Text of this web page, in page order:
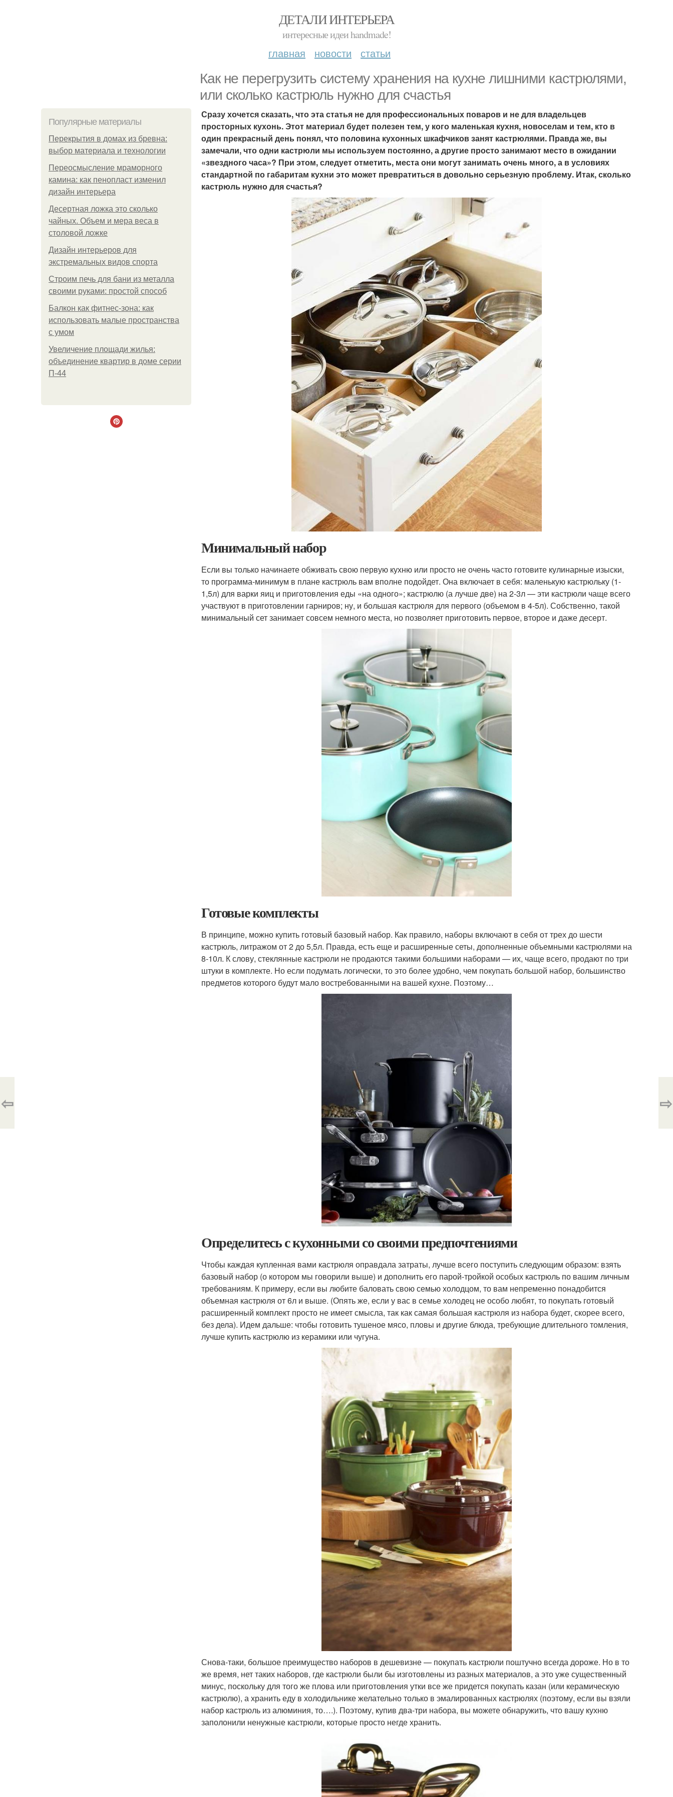
ДЕТАЛИ ИНТЕРЬЕРА
интересные идеи handmade!
главная новости статьи
Как не перегрузить систему хранения на кухне лишними кастрюлями,
или сколько кастрюль нужно для счастья
Популярные материалы
Перекрытия в домах из бревна:
выбор материала и технологии
Переосмысление мраморного
камина: как пенопласт изменил
дизайн интерьера
Десертная ложка это сколько
чайных. Объем и мера веса в
столовой ложке
Дизайн интерьеров для
экстремальных видов спорта
Строим печь для бани из металла
своими руками: простой способ
Балкон как фитнес-зона: как
использовать малые пространства
с умом
Увеличение площади жилья:
объединение квартир в доме серии
П-44
Сразу хочется сказать, что эта статья не для профессиональных поваров и не для владельцев
просторных кухонь. Этот материал будет полезен тем, у кого маленькая кухня, новоселам и тем, кто в
один прекрасный день понял, что половина кухонных шкафчиков занят кастрюлями. Правда же, вы
замечали, что одни кастрюли мы используем постоянно, а другие просто занимают место в ожидании
«звездного часа»? При этом, следует отметить, места они могут занимать очень много, а в условиях
стандартной по габаритам кухни это может превратиться в довольно серьезную проблему. Итак, сколько
кастрюль нужно для счастья?
Минимальный набор
Если вы только начинаете обживать свою первую кухню или просто не очень часто готовите кулинарные изыски,
то программа-минимум в плане кастрюль вам вполне подойдет. Она включает в себя: маленькую кастрюльку (1-
1,5л) для варки яиц и приготовления еды «на одного»; кастрюлю (а лучше две) на 2-3л — эти кастрюли чаще всего
участвуют в приготовлении гарниров; ну, и большая кастрюля для первого (объемом в 4-5л). Собственно, такой
минимальный сет занимает совсем немного места, но позволяет приготовить первое, второе и даже десерт.
Готовые комплекты
В принципе, можно купить готовый базовый набор. Как правило, наборы включают в себя от трех до шести
кастрюль, литражом от 2 до 5,5л. Правда, есть еще и расширенные сеты, дополненные объемными кастрюлями на
8-10л. К слову, стеклянные кастрюли не продаются такими большими наборами — их, чаще всего, продают по три
штуки в комплекте. Но если подумать логически, то это более удобно, чем покупать большой набор, большинство
предметов которого будут мало востребованными на вашей кухне. Поэтому…
Определитесь с кухонными со своими предпочтениями
Чтобы каждая купленная вами кастрюля оправдала затраты, лучше всего поступить следующим образом: взять
базовый набор (о котором мы говорили выше) и дополнить его парой-тройкой особых кастрюль по вашим личным
требованиям. К примеру, если вы любите баловать свою семью холодцом, то вам непременно понадобится
объемная кастрюля от 6л и выше. (Опять же, если у вас в семье холодец не особо любят, то покупать готовый
расширенный комплект просто не имеет смысла, так как самая большая кастрюля из набора будет, скорее всего,
без дела). Идем дальше: чтобы готовить тушеное мясо, пловы и другие блюда, требующие длительного томления,
лучше купить кастрюлю из керамики или чугуна.
Снова-таки, большое преимущество наборов в дешевизне — покупать кастрюли поштучно всегда дороже. Но в то
же время, нет таких наборов, где кастрюли были бы изготовлены из разных материалов, а это уже существенный
минус, поскольку для того же плова или приготовления утки все же придется покупать казан (или керамическую
кастрюлю), а хранить еду в холодильнике желательно только в эмалированных кастрюлях (поэтому, если вы взяли
набор кастрюль из алюминия, то….). Поэтому, купив два-три набора, вы можете обнаружить, что вашу кухню
заполонили ненужные кастрюли, которые просто негде хранить.
⇦ ⇨